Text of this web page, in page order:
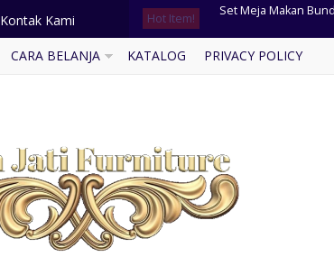
Kontak Kami Hot Item! Kamar Set Klasik
Meja Makan Jati
Buffet Tv Model Koboy
Lemari Pakaian Antik
CARA BELANJA KATALOG PRIVACY POLICY